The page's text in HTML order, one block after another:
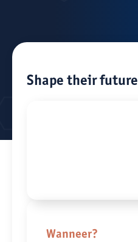
Shape their future
Wanneer?